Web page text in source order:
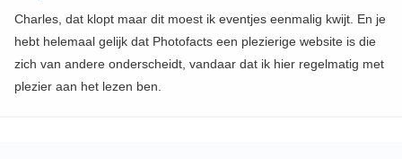
Charles, dat klopt maar dit moest ik eventjes eenmalig kwijt. En je
hebt helemaal gelijk dat Photofacts een plezierige website is die
zich van andere onderscheidt, vandaar dat ik hier regelmatig met
plezier aan het lezen ben.